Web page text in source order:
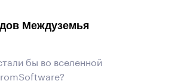
Междуземья
бы во вселенной